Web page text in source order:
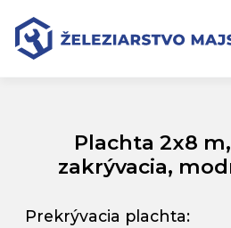
Preskočiť na obsah
Preskočiť na hlavné menu
Úvodná stránka
Plachta 2x8 m, 140 g/m,
Plachta 2x8
zakrývacia,
Prekrývacia plachta: